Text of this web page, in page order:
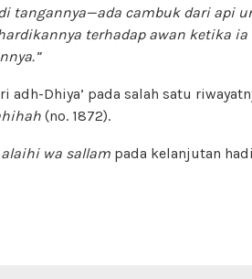
tangannya—ada cambuk dari api
terhadap awan ketika
Dhiya’ pada salah satu
(no. 1872).
wa sallam pada kelanjutan